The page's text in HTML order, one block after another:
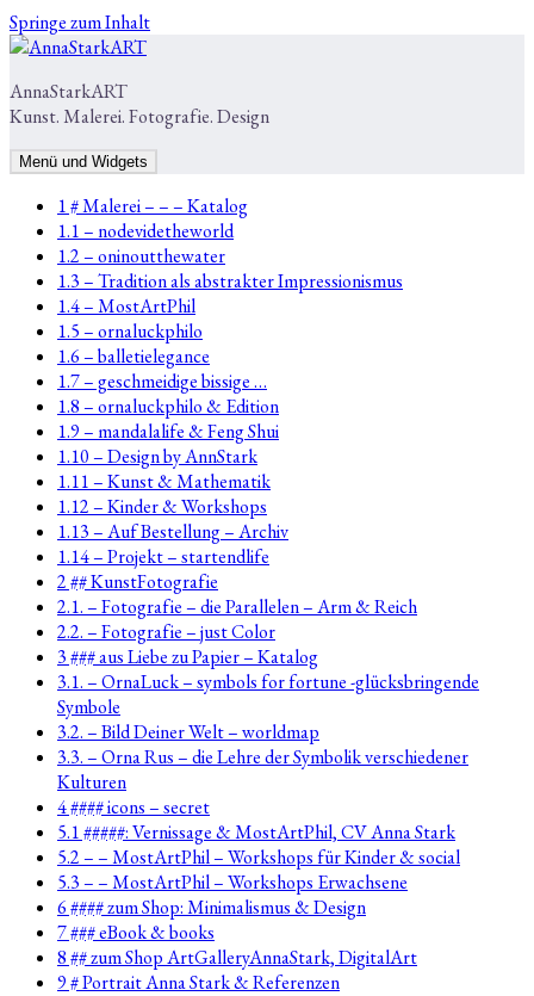
Springe zum Inhalt
AnnaStarkART
Kunst. Malerei. Fotografie. Design
Menü und Widgets
1 # Malerei – – – Katalog
1.1 – nodevidetheworld
1.2 – oninoutthewater
1.3 – Tradition als abstrakter Impressionismus
1.4 – MostArtPhil
1.5 – ornaluckphilo
1.6 – balletielegance
1.7 – geschmeidige bissige …
1.8 – ornaluckphilo & Edition
1.9 – mandalalife & Feng Shui
1.10 – Design by AnnStark
1.11 – Kunst & Mathematik
1.12 – Kinder & Workshops
1.13 – Auf Bestellung – Archiv
1.14 – Projekt – startendlife
2 ## KunstFotografie
2.1. – Fotografie – die Parallelen – Arm & Reich
2.2. – Fotografie – just Color
3 ### aus Liebe zu Papier – Katalog
3.1. – OrnaLuck – symbols for fortune -glücksbringende
Symbole
3.2. – Bild Deiner Welt – worldmap
3.3. – Orna Rus – die Lehre der Symbolik verschiedener
Kulturen
4 #### icons – secret
5.1 #####: Vernissage & MostArtPhil, CV Anna Stark
5.2 – – MostArtPhil – Workshops für Kinder & social
5.3 – – MostArtPhil – Workshops Erwachsene
6 #### zum Shop: Minimalismus & Design
7 ### eBook & books
8 ## zum Shop ArtGalleryAnnaStark, DigitalArt
9 # Portrait Anna Stark & Referenzen